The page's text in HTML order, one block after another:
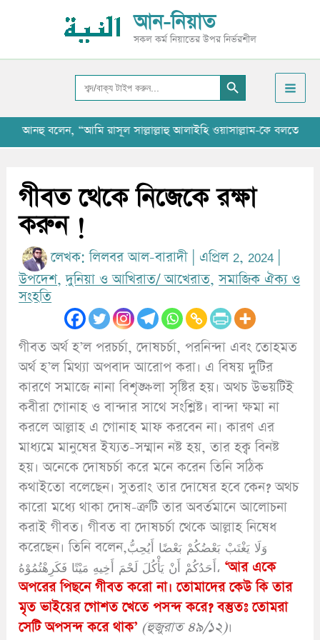
আন-নিয়াত
সকল কর্ম নিয়াতের উপর নির্ভরশীল
Search
for:
Search Button
“আমি রাসূল সাল্লাল্লাহু আলাইহি ওয়াসাল্লাম-কে বলতে শুনেছি যে,
গীবত থেকে নিজেকে রক্ষা
করুন !
লেখক: লিলবর আল-বারাদী এপ্রিল 2, 2024
উপদেশ,দুনিয়া ও আখিরাত/ আখেরাত,সমাজিক ঐক্য ও
সংহতি
গীবত অর্থ হ’ল পরচর্চা, দোষচর্চা, পরনিন্দা এবং তোহমত
অর্থ হ’ল মিথ্যা অপবাদ আরোপ করা। এ বিষয় দুটির
কারণে সমাজে নানা বিশৃঙ্ক্ষলা সৃষ্টির হয়। অথচ উভয়টিই
কবীরা গোনাহ ও বান্দার সাথে সংশ্লিষ্ট। বান্দা ক্ষমা না
করলে আল্লাহ এ গোনাহ মাফ করবেন না। কারণ এর
মাধ্যমে মানুষের ইয্যত-সম্মান নষ্ট হয়, তার হক্ব বিনষ্ট
হয়। অনেকে দোষচর্চা করে মনে করেন তিনি সঠিক
কথাইতো বলেছেন। সুতরাং তার দোষের হবে কেন? অথচ
কারো মধ্যে থাকা দোষ-ত্রুটি তার অবর্তমানে আলোচনা
করাই গীবত। গীবত বা দোষচর্চা থেকে আল্লাহ নিষেধ
করেছেন। তিনি বলেন,وَلَا يَغْتَبْ بَعْضُكُمْ بَعْضًا أَيُحِبُّ
أَحَدُكُمْ أَنْ يَأْكُلَ لَحْمَ أَخِيهِ مَيْتًا فَكَرِهْتُمُوْهُ، ‘আর একে
অপরের পিছনে গীবত করো না। তোমাদের কেউ কি তার
মৃত ভাইয়ের গোশত খেতে পসন্দ করে? বস্তুতঃ তোমরা
সেটি অপসন্দ করে থাক’ (হুজুরাত ৪৯/১২)।
ই